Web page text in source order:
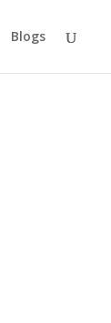
Blogs